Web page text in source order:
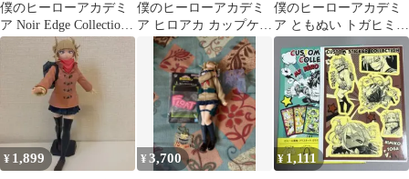
僕のヒーローアカデミ
ア Noir Edge Collection
トガヒミコ
僕のヒーローアカデミ
ア ヒロアカ カップケー
キたぴぬい トガヒミコ
僕のヒーローアカデミ
ア ともぬい トガヒミコ
マスコット
¥ 1,899 ¥3,700 ¥ 1,111